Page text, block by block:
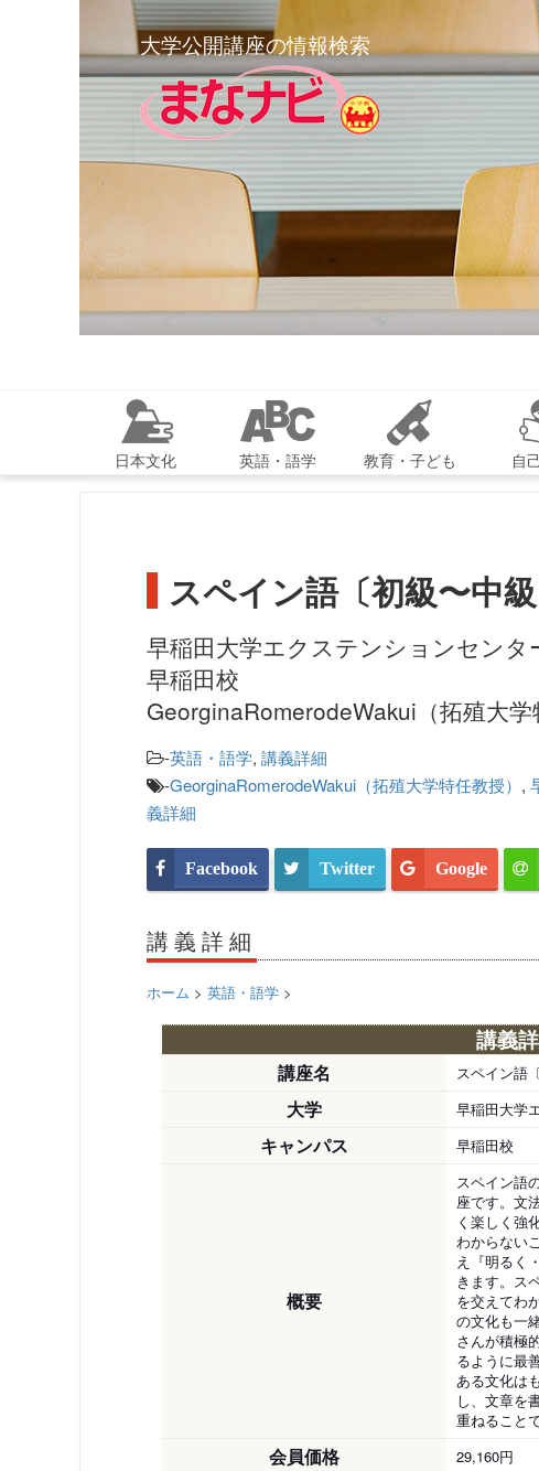
大学公開講座の情報検索
日本文化 英語・語学 教育・子ども 自
スペイン語〔初級〜中級
早稲田大学エクステンションセンタ
早稲田校
GeorginaRomerodeWakui（拓殖大学
-英語・語学, 講義詳細
-GeorginaRomerodeWakui（拓殖大学特任教授） ,
義詳細
Facebook Twitter Google
講義詳細
ホーム > 英語・語学 >
講義
講座名 スペイン語
大学 早稲田大学
キャンパス 早稲田校
概要
スペイン語
座です。文
く楽しく強
わからない
え『明るく
きます。ス
を交えてわ
の文化も一
さんが積極
るように最
ある文化は
し、文章を
重ねること
会員価格 29,160円